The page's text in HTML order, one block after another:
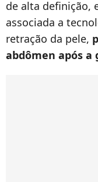
de alta definição,
associada a
retração da pele,
abdômen após a